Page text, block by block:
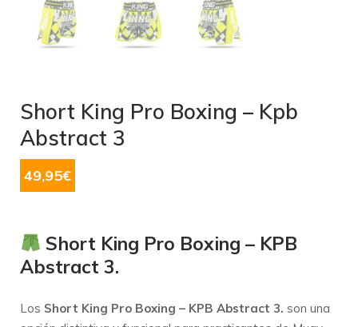
Short King Pro Boxing – Kpb
Abstract 3
49,95€
Short King Pro Boxing – KPB
Abstract 3.
Los Short King Pro Boxing – KPB Abstract 3. son una